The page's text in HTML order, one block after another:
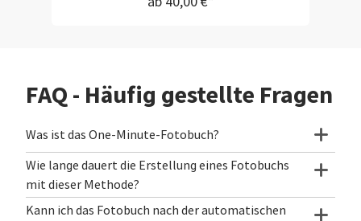
FAQ - Häufig gestellte Fragen
Was ist das One-Minute-Fotobuch?
Wie lange dauert die Erstellung eines Fotobuchs
mit dieser Methode?
Kann ich das Fotobuch nach der automatischen